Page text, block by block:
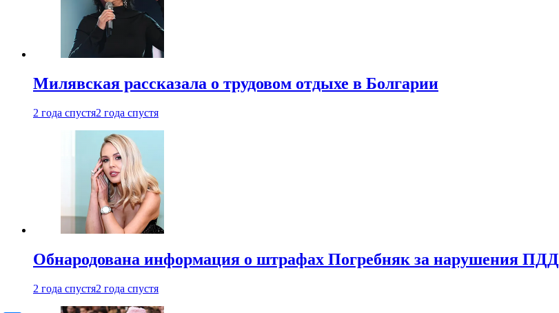
Милявская рассказала о трудовом отдыхе в Болгарии
2 года спустя2 года спустя
Обнародована информация о штрафах Погребняк за нарушения ПДД
2 года спустя2 года спустя